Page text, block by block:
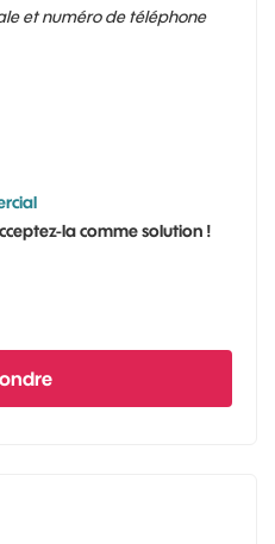
et numéro de téléphone
la comme solution !